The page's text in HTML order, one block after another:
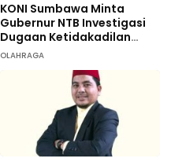
KONI Sumbawa Minta
Gubernur NTB Investigasi
Dugaan Ketidakadilan
terhadap 9 Atlet
OLAHRAGA